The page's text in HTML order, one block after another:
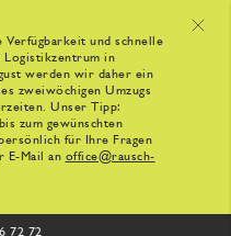
x
Verfügbarkeit und schnelle
Logistikzentrum in
werden wir daher ein
zweiwöchigen Umzugs
Unser Tipp:
zum gewünschten
für Ihre Fragen
E-Mail an office@rausch-
72 72